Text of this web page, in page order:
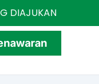
DIAJUKAN